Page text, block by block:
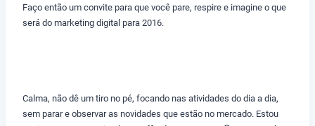
Faço então um convite para que você pare, respire e imagine o que
será do marketing digital para 2016.
Calma, não dê um tiro no pé, focando nas atividades do dia a dia,
sem parar e observar as novidades que estão no mercado. Estou